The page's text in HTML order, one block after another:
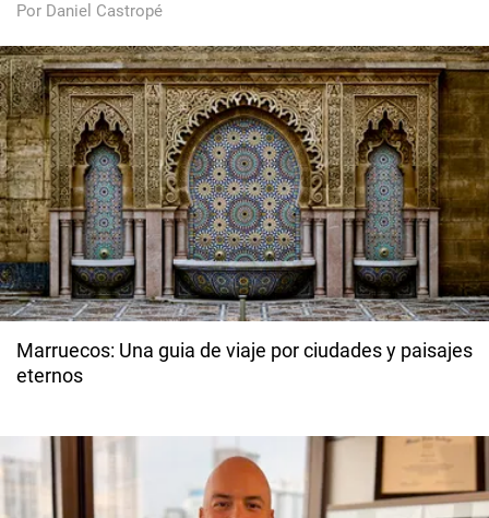
Por Daniel Castropé
Marruecos: Una guia de viaje por ciudades y paisajes
eternos